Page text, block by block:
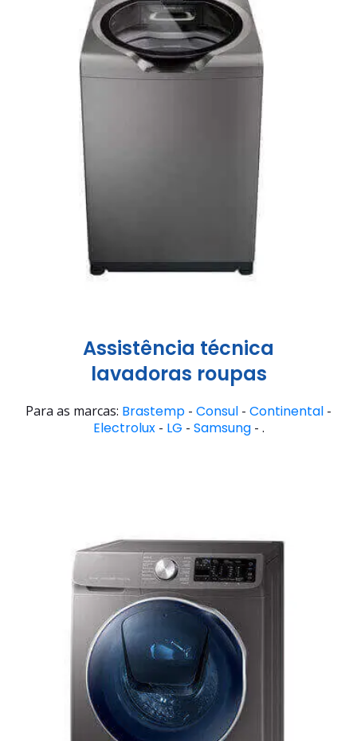
Assistência técnica
lavadoras roupas
Para as marcas: Brastemp - Consul - Continental -
Electrolux- LG - Samsung- .